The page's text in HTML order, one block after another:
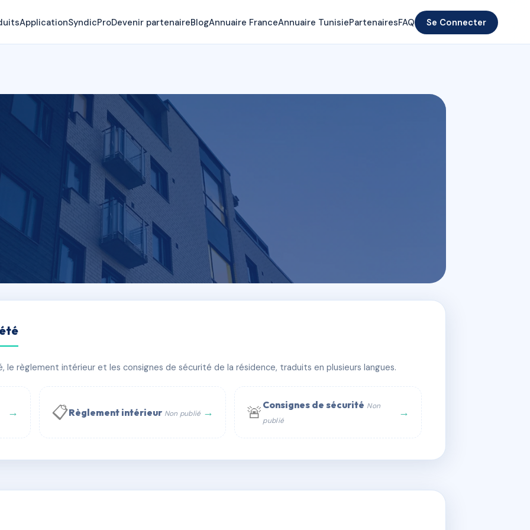
ApplicationSyndicProDevenir partenaireBlogAnnuaire FranceAnnuaire TunisiePartenairesFAQ Se Connecter
WhatsApp
règlement intérieur et les consignes de sécurité de la résidence, traduits en plusieurs langues.
→ 📋Règlement intérieur Non publié → 🚨 Consignes de sécurité Non
publié
→
AC6494595 🇫🇷